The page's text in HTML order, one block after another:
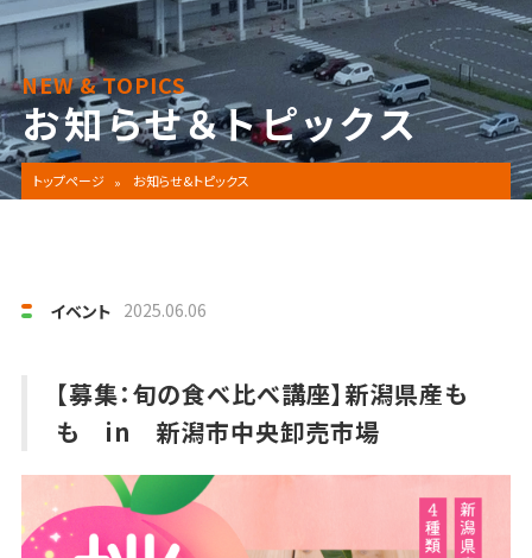
NEW & TOPICS
お知らせ＆トピックス
トップページ お知らせ&トピックス
イベント 2025.06.06
【募集：旬の食べ比べ講座】新潟県産も
も in 新潟市中央卸売市場